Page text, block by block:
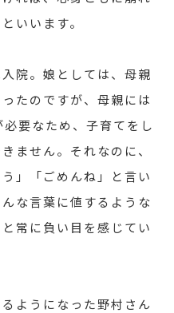
いいます。
院。娘としては、母親
たのですが、母親には
要なため、子育てをし
ません。それなのに、
」「ごめんね」と言い
な言葉に値するような
常に負い目を感じてい
ようになった野村さん